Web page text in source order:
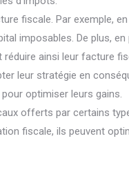
fiscale. Par exemple,
imposables. De plus, en
ainsi leur facture
leur stratégie en
optimiser leurs gains.
offerts par certains
fiscale, ils peuvent